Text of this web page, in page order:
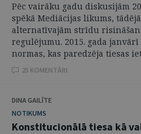
Pēc vairāku gadu diskusijām
spēkā Mediācijas likums,
alternatīvajām strīdu
regulējumu. 2015. gada
normas, kas paredzēja tiesas
25 KOMENTĀRI
DINA GAILĪTE
NOTIKUMS
Konstitucionālā tiesa kā